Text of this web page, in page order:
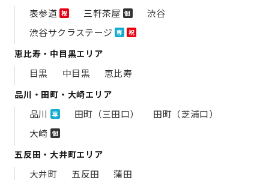
表参道 祝 三軒茶屋 個
渋谷
渋谷サクラステージ 専 祝
恵比寿・中目黒エリア
目黒 中目黒 恵比寿
品川・田町・大崎エリア
品川 専 田町（三田口）
田町（芝浦口）
大崎 個
五反田・大井町エリア
大井町 五反田 蒲田